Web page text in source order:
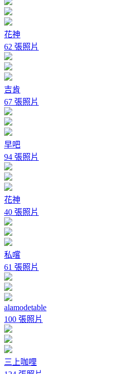
花神
62 張照片
吉肯
67 張照片
早吧
94 張照片
花神
40 張照片
私嚐
61 張照片
alamodetable
100 張照片
三上咖哩